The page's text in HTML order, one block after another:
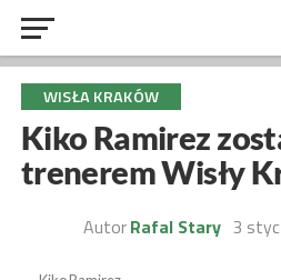
WISŁA KRAKÓW
Kiko Ramirez
trenerem Wisły
AutorRafal Stary 3